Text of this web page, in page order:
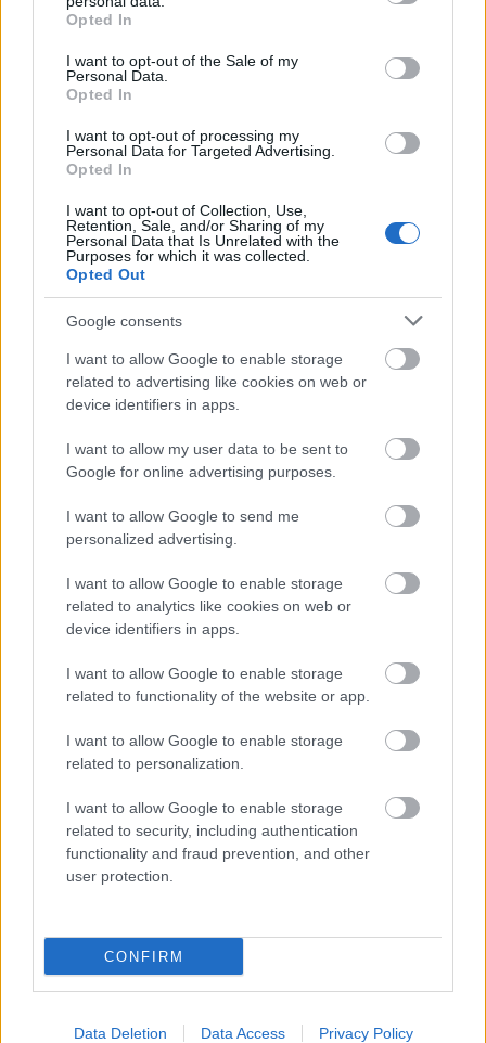
grant or deny consent to Google and its third-party tags to
use your data for below specified purposes in below Google
consent section.
Opted In
I want to opt-out of the Sale of my
Personal Data.
Opted In
I want to opt-out of processing my
Personal Data for Targeted Advertising.
Opted In
I want to opt-out of Collection, Use,
Retention, Sale, and/or Sharing of my
Personal Data that Is Unrelated with the
Purposes for which it was collected.
Opted Out
Google consents
I want to allow Google to enable storage
related to advertising like cookies on web or
device identifiers in apps.
I want to allow my user data to be sent to
Google for online advertising purposes.
I want to allow Google to send me
personalized advertising.
I want to allow Google to enable storage
related to analytics like cookies on web or
device identifiers in apps.
I want to allow Google to enable storage
related to functionality of the website or app.
I want to allow Google to enable storage
related to personalization.
I want to allow Google to enable storage
related to security, including authentication
functionality and fraud prevention, and other
user protection.
CONFIRM
Data Deletion Data Access Privacy Policy
Carbonari•2021. február 04.
A KULT Könyvek sorozatban újabb gyöngyszem
jelent a 21. Század Kiadó gondozásában, Stacey
Halls Familiárisok című regénye. A nagyszerű ...
Ilyen az igazi élet?
Könyvajánló - Adeline Dieudonné: Az igazi élet
Arthur Arthurus • 2021. február 03.
Kőkemény regény a családon belüli erőszak
legnagyobb áldozatairól: a gyerekekről.